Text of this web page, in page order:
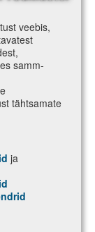
veebis,
samm-
tähtsamate
ja